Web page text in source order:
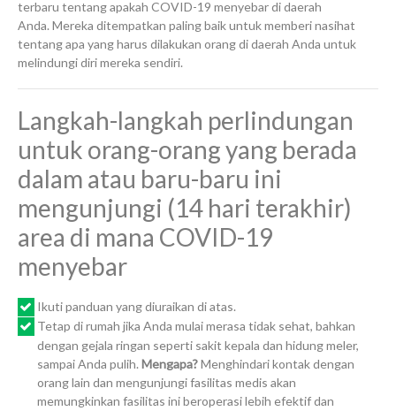
terbaru tentang apakah COVID-19 menyebar di daerah
Anda. Mereka ditempatkan paling baik untuk memberi nasihat
tentang apa yang harus dilakukan orang di daerah Anda untuk
melindungi diri mereka sendiri.
Langkah-langkah perlindungan
untuk orang-orang yang berada
dalam atau baru-baru ini
mengunjungi (14 hari terakhir)
area di mana COVID-19
menyebar
Ikuti panduan yang diuraikan di atas.
Tetap di rumah jika Anda mulai merasa tidak sehat, bahkan
dengan gejala ringan seperti sakit kepala dan hidung meler,
sampai Anda pulih. Mengapa?Menghindari kontak dengan
orang lain dan mengunjungi fasilitas medis akan
memungkinkan fasilitas ini beroperasi lebih efektif dan